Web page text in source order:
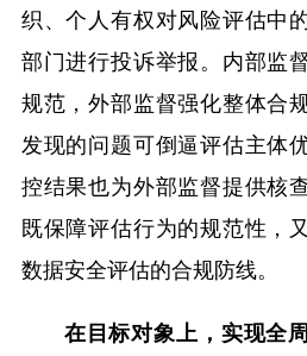
织、个人有权对风险评估中
部门进行投诉举报。内部监
规范，外部监督强化整体合
发现的问题可倒逼评估主体
控结果也为外部监督提供核
既保障评估行为的规范性，
数据安全评估的合规防线。
在目标对象上，实现全